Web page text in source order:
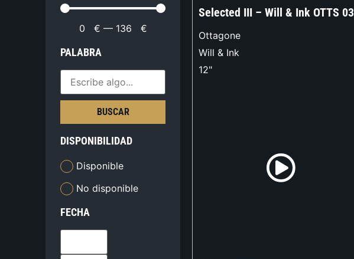
0 € — 136 €
PALABRA
BUSCAR
DISPONIBILIDAD
Disponible
No disponible
FECHA
Selected III – Will & Ink OTTS 03
Ottagone
Will & Ink
12"